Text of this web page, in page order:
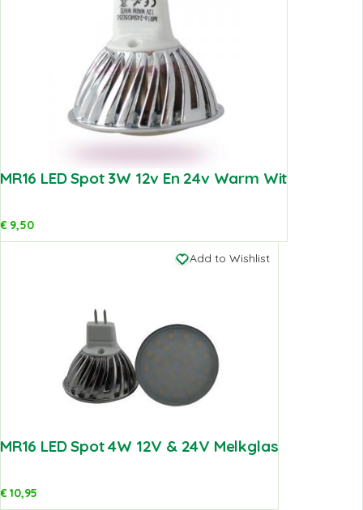
MR16 LED Spot 3W 12v En 24v Warm Wit
€9,50
Add to Wishlist
MR16 LED Spot 4W 12V & 24V Melkglas
€10,95